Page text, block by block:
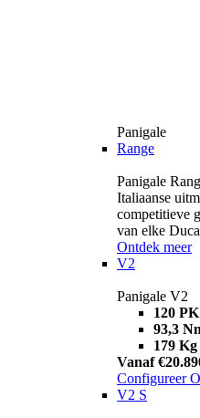
Panigale
Range
Panigale
Italiaanse
competitieve
van elke
Ontdek meer
V2
Panigale V2
120 PK
93,3
179 Kg
Vanaf
Configureer
V2 S